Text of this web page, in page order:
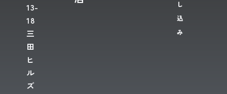
13-
18
三
田
ヒ
ル
ズ
し
込
み